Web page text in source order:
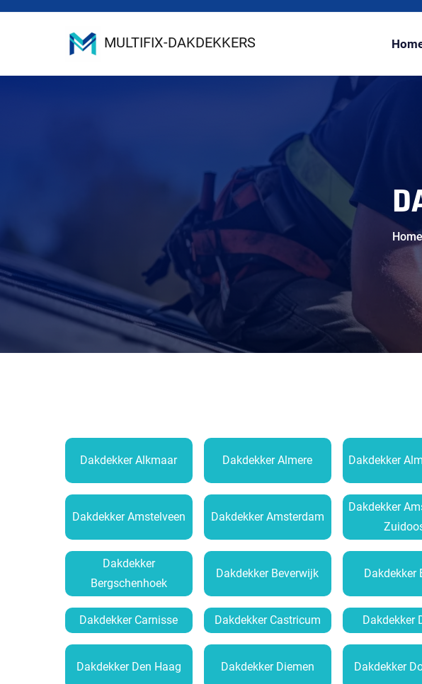
MULTIFIX-DAKDEKKERS
Home
Dakdekker Alkmaar Dakdekker Almere Dakdekker
Dakdekker Amstelveen Dakdekker Amsterdam
Dakdekker
Dakdekker
Bergschenhoek
Dakdekker Beverwijk Dakdekker
Dakdekker Carnisse Dakdekker Castricum Dakdekker
Dakdekker Den Haag Dakdekker Diemen Dakdekker